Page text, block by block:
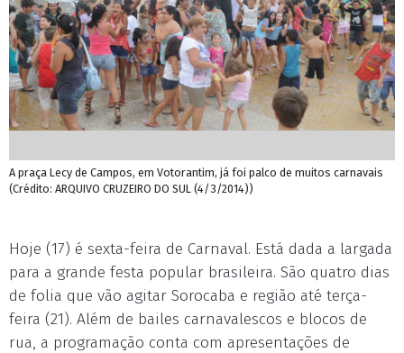
A praça Lecy de Campos, em Votorantim, já foi palco de muitos carnavais
(Crédito: ARQUIVO CRUZEIRO DO SUL (4/3/2014))
Hoje (17) é sexta-feira de Carnaval. Está dada a largada
para a grande festa popular brasileira. São quatro dias
de folia que vão agitar Sorocaba e região até terça-
feira (21). Além de bailes carnavalescos e blocos de
rua, a programação conta com apresentações de